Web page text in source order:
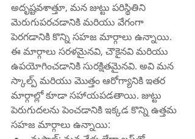
అదృష్టవశాత్తూ, మన జుట్టు పరిస్థితిని
మెరుగుపరచడానికి మరియు వేగంగా
పెరగడానికి కొన్ని సహజ మార్గాలు ఉన్నాయి.
ఈ మార్గాలు సరళమైనవి, చౌకైనవి మరియు
ఉపయోగించడానికి సురక్షితమైనవి. అవి మన
స్కాల్ప్ మరియు మొత్తం ఆరోగ్యానికి ఇతర
మార్గాల్లో కూడా సహాయపడతాయి. జుట్టు
పెరుగుదలను పెంచడానికి ఇక్కడ కొన్ని ఉత్తమ
సహజ మార్గాలు ఉన్నాయి: